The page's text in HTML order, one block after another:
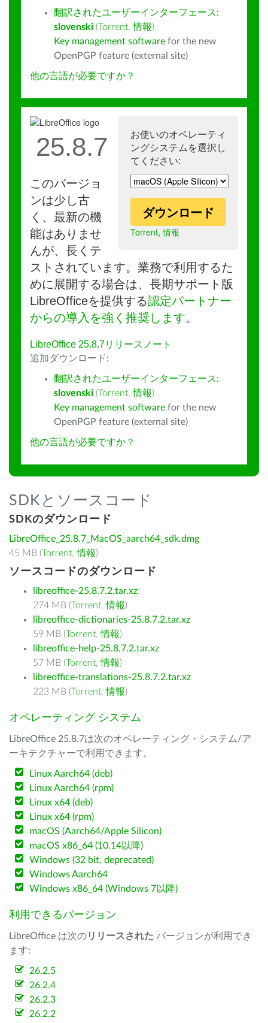
翻訳されたユーザーインターフェース:
slovenski (Torrent,情報)
Key management software for the new
OpenPGP feature (external site)
他の言語が必要ですか？
お使いのオペレーティ
ングシステムを選択し
てください:
ダウンロード
Torrent,情報
25.8.7
このバージョ
ンは少し古
く、最新の機
能はありませ
んが、長くテ
ストされています。業務で利用するた
めに展開する場合は、長期サポート版
LibreOfficeを提供する認定パートナー
からの導入を強く推奨します。
LibreOffice 25.8.7リリースノート
追加ダウンロード:
翻訳されたユーザーインターフェース:
slovenski (Torrent,情報)
Key management software for the new
OpenPGP feature (external site)
他の言語が必要ですか？
SDKとソースコード
SDKのダウンロード
LibreOffice_25.8.7_MacOS_aarch64_sdk.dmg
45 MB (Torrent,情報)
ソースコードのダウンロード
libreoffice-25.8.7.2.tar.xz
274 MB (Torrent,情報)
libreoffice-dictionaries-25.8.7.2.tar.xz
59 MB (Torrent,情報)
libreoffice-help-25.8.7.2.tar.xz
57 MB (Torrent,情報)
libreoffice-translations-25.8.7.2.tar.xz
223 MB (Torrent,情報)
オペレーティング システム
LibreOffice 25.8.7は次のオペレーティング・システム/ア
ーキテクチャーで利用できます。
Linux Aarch64 (deb)
Linux Aarch64 (rpm)
Linux x64 (deb)
Linux x64 (rpm)
macOS (Aarch64/Apple Silicon)
macOS x86_64 (10.14以降)
Windows (32 bit, deprecated)
Windows Aarch64
Windows x86_64 (Windows 7以降)
利用できるバージョン
LibreOffice は次のリリースされた バージョンが利用でき
ます:
26.2.5
26.2.4
26.2.3
26.2.2